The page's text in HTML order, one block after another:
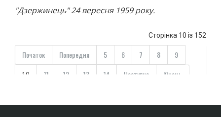
"Дзержинець" 24 вересня 1959 року.
Сторінка 10 із 152
Початок Попередня 5 6 7 8 9
10 11 12 13 14 Наступна Кінець